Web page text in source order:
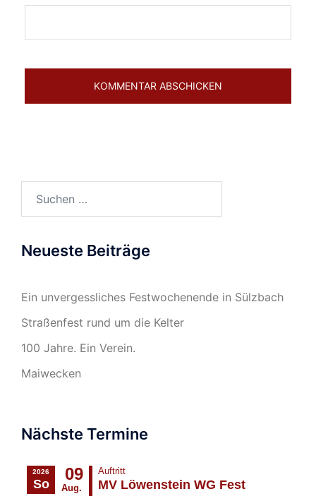
Neueste Beiträge
Ein unvergessliches Festwochenende in Sülzbach
Straßenfest rund um die Kelter
100 Jahre. Ein Verein.
Maiwecken
Nächste Termine